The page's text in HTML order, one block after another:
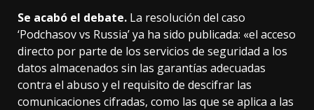
Se acabó el debate. La resolución del caso
‘Podchasov vs Russia’ya ha sido publicada: «el acceso
directo por parte de los servicios de seguridad a los
datos almacenados sin las garantías adecuadas
contra el abuso y el requisito de descifrar las
comunicaciones cifradas, como las que se aplica a las